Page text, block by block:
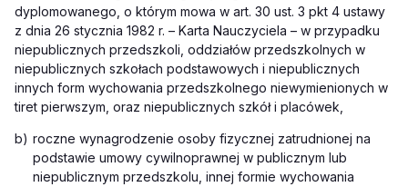
dyplomowanego, o którym mowa w art. 30 ust. 3 pkt 4 ustawy
z dnia 26 stycznia 1982 r. – Karta Nauczyciela – w przypadku
niepublicznych przedszkoli, oddziałów przedszkolnych w
niepublicznych szkołach podstawowych i niepublicznych
innych form wychowania przedszkolnego niewymienionych w
tiret pierwszym, oraz niepublicznych szkół i placówek,
b) roczne wynagrodzenie osoby fizycznej zatrudnionej na
podstawie umowy cywilnoprawnej w publicznym lub
niepublicznym przedszkolu, innej formie wychowania